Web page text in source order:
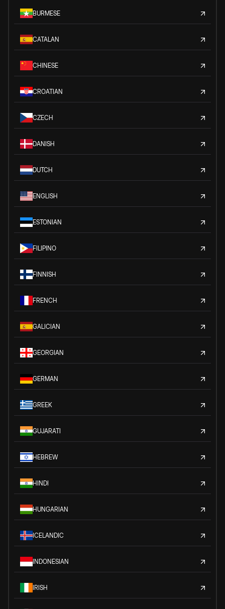
BURMESE
CATALAN
CHINESE
CROATIAN
CZECH
DANISH
DUTCH
ENGLISH
ESTONIAN
FILIPINO
FINNISH
FRENCH
GALICIAN
GEORGIAN
GERMAN
GREEK
GUJARATI
HEBREW
HINDI
HUNGARIAN
ICELANDIC
INDONESIAN
IRISH